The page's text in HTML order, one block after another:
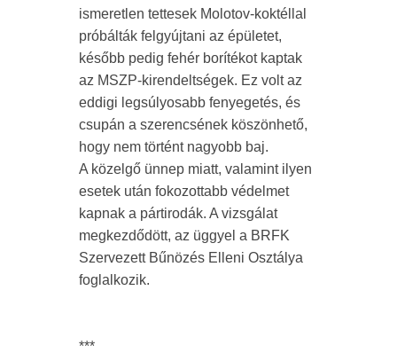
ismeretlen tettesek Molotov-koktéllal
próbálták felgyújtani az épületet,
később pedig fehér borítékot kaptak
az MSZP-kirendeltségek. Ez volt az
eddigi legsúlyosabb fenyegetés, és
csupán a szerencsének köszönhető,
hogy nem történt nagyobb baj.
A közelgő ünnep miatt, valamint ilyen
esetek után fokozottabb védelmet
kapnak a pártirodák. A vizsgálat
megkezdődött, az üggyel a BRFK
Szervezett Bűnözés Elleni Osztálya
foglalkozik.
***